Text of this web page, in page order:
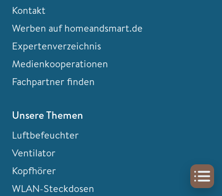
Kontakt
Werben auf homeandsmart.de
Expertenverzeichnis
Medienkooperationen
Fachpartner finden
Unsere Themen
Luftbefeuchter
Ventilator
Kopfhörer
WLAN-Steckdosen